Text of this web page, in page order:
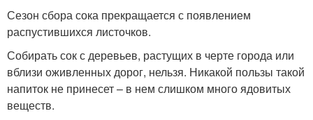
Сезон сбора сока прекращается с появлением
распустившихся листочков.
Собирать сок с деревьев, растущих в черте города или
вблизи оживленных дорог, нельзя. Никакой пользы такой
напиток не принесет – в нем слишком много ядовитых
веществ.